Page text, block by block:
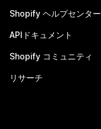
Shopify ヘルプセンター
APIドキュメント
Shopify コミュニティ
リサーチ